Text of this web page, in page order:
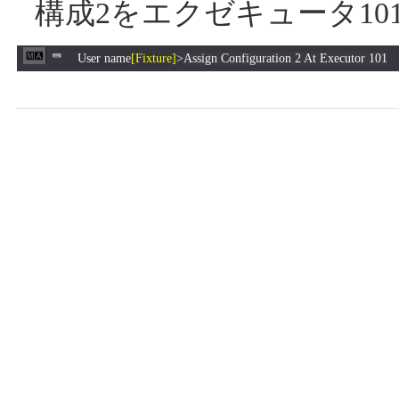
構成2をエクゼキュータ
User name[Fixture]>Assign Configuration 2 At Executor 101